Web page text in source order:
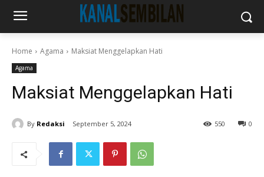
Home Agama Maksiat Menggelapkan Hati
Agama
Maksiat Menggelapkan Hati
By Redaksi September 5, 2024 0
550